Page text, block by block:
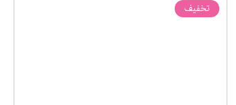
تخفیف